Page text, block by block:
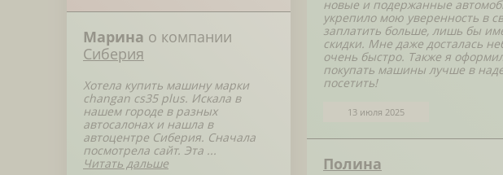
Марина о компании
Сиберия
Хотела купить машину марки
changan cs35 plus. Искала в
нашем городе в разных
автосалонах и нашла в
автоцентре Сиберия. Сначала
посмотрела сайт. Эта ...
Читать дальше
новые и подержанные
укрепило мою уверенность в
заплатить больше, лишь бы
скидки. Мне даже досталась
очень быстро. Также я
покупать машины лучше в
посетить!
13 июля 2025
Полина